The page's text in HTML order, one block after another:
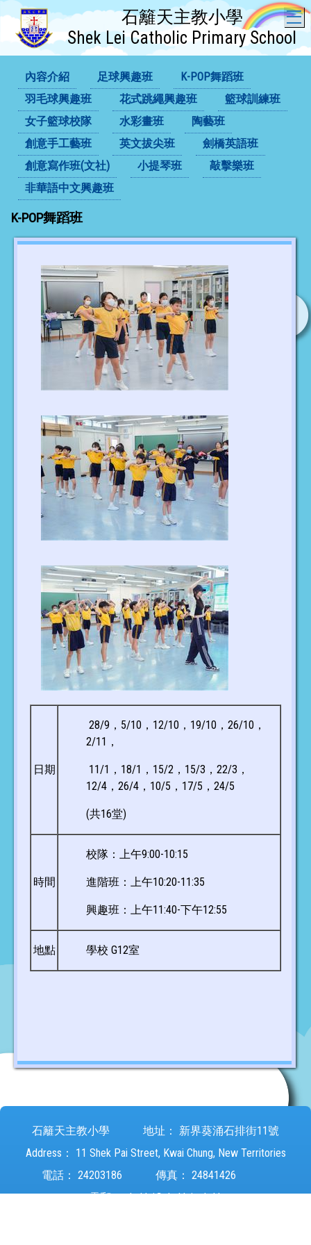
石籬天主教小學
Shek Lei Catholic Primary School
內容介紹 足球興趣班
K-POP舞蹈班
羽毛球興趣班
花式跳繩興趣班
籃球訓練班
女子籃球校隊
水彩畫班
陶藝班
創意手工藝班
英文拔尖班
劍橋英語班
創意寫作班(文社)
小提琴班
敲擊樂班
非華語中文興趣班
K-POP舞蹈班
日期
28/9，5/10，12/10，19/10，26/10，
2/11，
11/1，18/1，15/2，15/3，22/3，
12/4，26/4，10/5，17/5，24/5
(共16堂)
時間
校隊：上午9:00-10:15
進階班：上午10:20-11:35
興趣班：上午11:40-下午12:55
地點 學校 G12室
石籬天主教小學 地址：
新界葵涌石排街11號
Address：
11 Shek Pai Street, Kwai Chung, New Territories
電話： 24203186 傳真： 24841426
電郵： sheklei@sheklei.edu.hk